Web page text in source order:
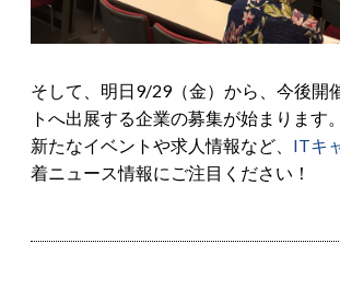
そして、明日9/29（金）から、 今後開
トへ出展する企業の募集が始まります。
新たなイベントや求人情報など、 ITキ
着ニュース情報にご注目ください！